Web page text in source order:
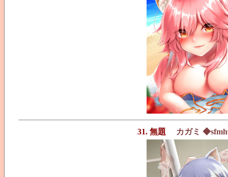
31. 無題 カガミ